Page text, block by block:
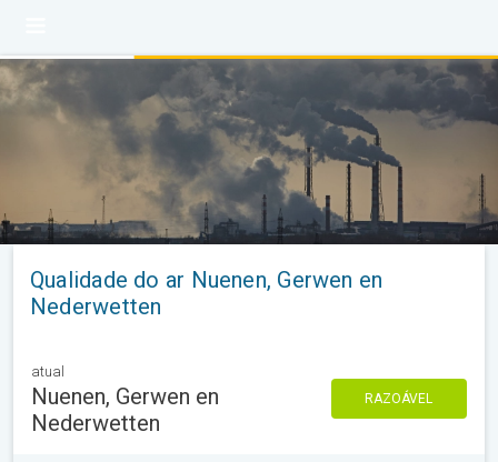
Qualidade do ar Nuenen, Gerwen en
Nederwetten
atual
Nuenen, Gerwen en
Nederwetten
RAZOÁVEL